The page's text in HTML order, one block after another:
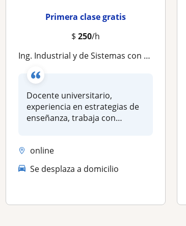
Primera clase gratis
$ 250/h
Ing. Industrial y de Sistemas con 17 años de experiencia, Física básica para nivel secundaria, preparatoria y universidad
Docente universitario,
experiencia en estrategias de
enseñanza, trabaja con
online
Se desplaza a domicilio